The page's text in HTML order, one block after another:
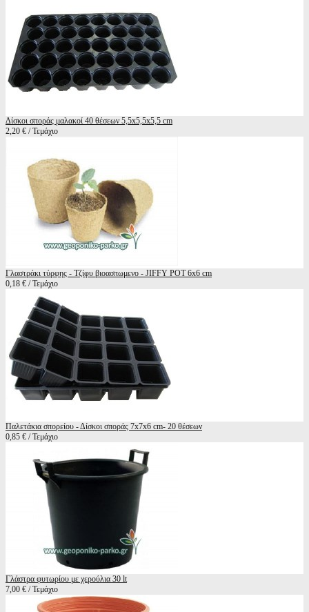
Δίσκοι σποράς μαλακοί 40 θέσεων 5,5x5,5x5,5 cm
2,20 € / Τεμάχιο
Γλαστράκι τύρφης - Τζίφυ βιοασπωμενο - JIFFY POT 6x6 cm
0,18 € / Τεμάχιο
Παλετάκια σπορείου - Δίσκοι σποράς 7x7x6 cm- 20 θέσεων
0,85 € / Τεμάχιο
Γλάστρα φυτωρίου με χερούλια 30 lt
7,00 € / Τεμάχιο